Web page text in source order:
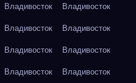
Владивосток
Владивосток
Владивосток
Владивосток
Владивосток
Владивосток
Владивосток
Владивосток